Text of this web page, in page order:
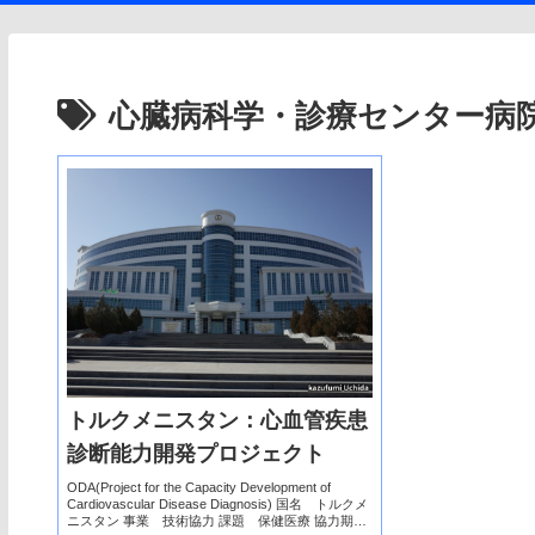
心臓病科学・診療センター病
トルクメニスタン：心血管疾患
診断能力開発プロジェクト
ODA(Project for the Capacity Development of
Cardiovascular Disease Diagnosis) 国名 トルクメ
ニスタン 事業 技術協力 課題 保健医療 協力期